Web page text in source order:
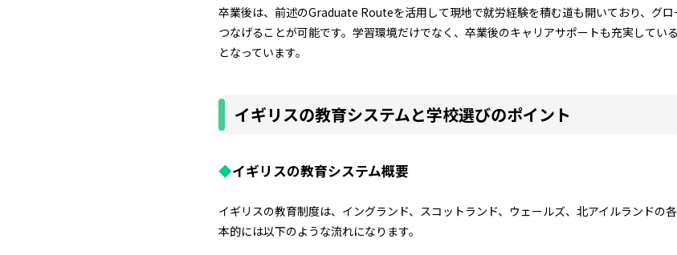
卒業後は、前述のGraduate Routeを活用して現地で就労経験を積む道も開いており、グ
つなげることが可能です。学習環境だけでなく、卒業後のキャリアサポートも充実してい
となっています。
イギリスの教育システムと学校選びのポイント
◆イギリスの教育システム概要
イギリスの教育制度は、イングランド、スコットランド、ウェールズ、北アイルランドの
本的には以下のような流れになります。